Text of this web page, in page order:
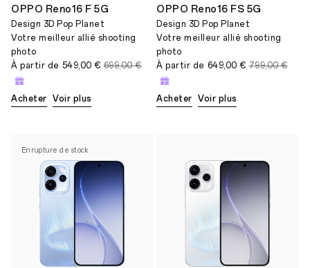
OPPO Reno16 F 5G
Design 3D Pop Planet
Votre meilleur allié shooting
photo
À partir de 549,00 € 699,00 €
Acheter Voir plus
OPPO Reno16 FS 5G
Design 3D Pop Planet
Votre meilleur allié shooting
photo
À partir de 649,00 € 799,00 €
Acheter Voir plus
En rupture de stock